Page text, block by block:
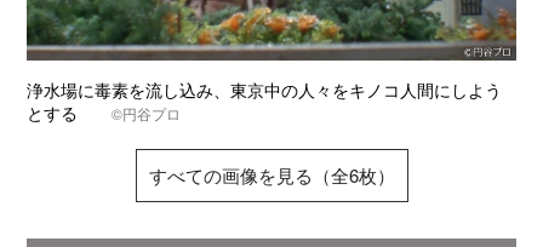
浄水場に毒素を流し込み、東京中の人々をキノコ人間にしよう
とする©円谷プロ
すべての画像を見る（全6枚）